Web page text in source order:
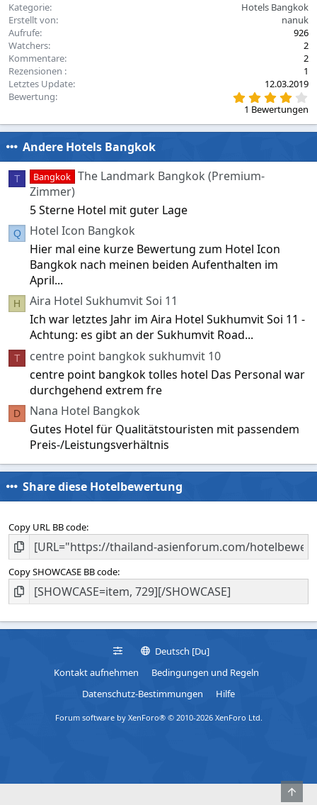
Kategorie
Hotels Bangkok
Erstellt von
nanuk
Aufrufe
926
Watchers
2
Kommentare
2
Rezensionen
1
Letztes Update
12.03.2019
Bewertung
0
e
1 Bewertungen
Andere Hotels Bangkok
T Bangkok The Landmark Bangkok (Premium-
Zimmer)
5 Sterne Hotel mit guter Lage
Q
Hotel Icon Bangkok
Hier mal eine kurze Bewertung zum Hotel Icon
Bangkok nach meinen beiden Aufenthalten im
April...
H
Aira Hotel Sukhumvit Soi 11
Ich war letztes Jahr im Aira Hotel Sukhumvit Soi 11 -
Achtung: es gibt an der Sukhumvit Road...
T
centre point bangkok sukhumvit 10
centre point bangkok tolles hotel Das Personal war
durchgehend extrem fre
D
Nana Hotel Bangkok
Gutes Hotel für Qualitätstouristen mit passendem
Preis-/Leistungsverhältnis
Share diese Hotelbewertung
Copy URL BB code
Copy SHOWCASE BB code
Deutsch [Du]
Kontakt aufnehmen
Bedingungen und Regeln
Datenschutz-Bestimmungen
Hilfe
Forum software by XenForo® © 2010-2026 XenForo Ltd.